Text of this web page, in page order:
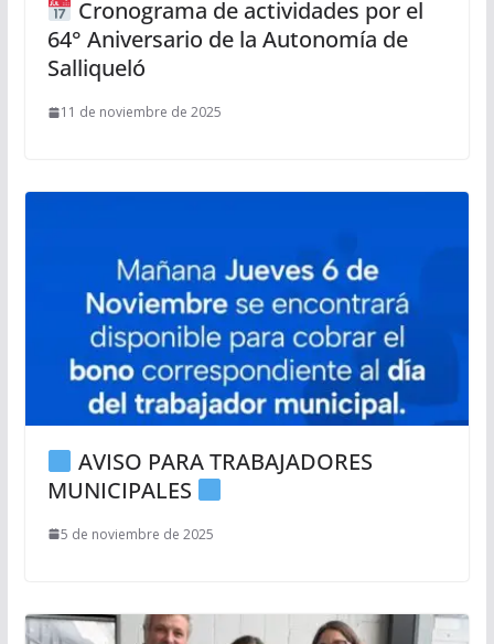
Cronograma de actividades por el
64° Aniversario de la Autonomía de
Salliqueló
11 de noviembre de 2025
AVISO PARA TRABAJADORES
MUNICIPALES
5 de noviembre de 2025